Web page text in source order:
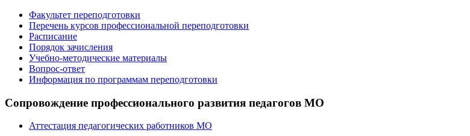
Факультет переподготовки
Перечень курсов профессиональной переподготовки
Расписание
Порядок зачисления
Учебно-методические материалы
Вопрос-ответ
Информация по программам переподготовки
Сопровождение профессионального развития педагогов МО
Аттестация педагогических работников МО